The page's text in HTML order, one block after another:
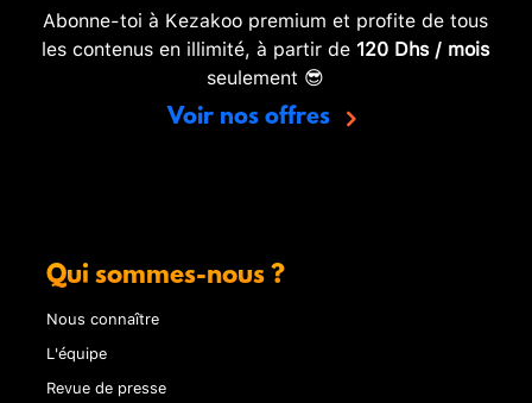
Abonne-toi à Kezakoo premium et profite de tous
les contenus en illimité, à partir de 120 Dhs / mois
seulement 😎
Voir nos offres
Qui sommes-nous ?
Nous connaître
L'équipe
Revue de presse